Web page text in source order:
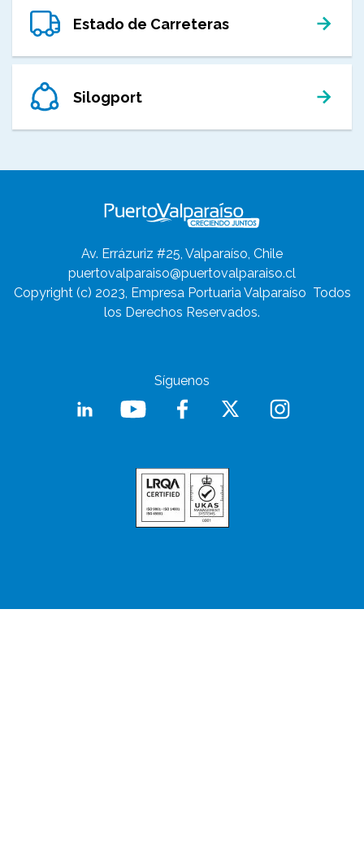
Estado de Carreteras
Silogport
Av. Errázuriz #25, Valparaíso, Chile
puertovalparaiso@puertovalparaiso.cl
Copyright (c) 2023, Empresa Portuaria Valparaíso Todos
los Derechos Reservados.
Síguenos